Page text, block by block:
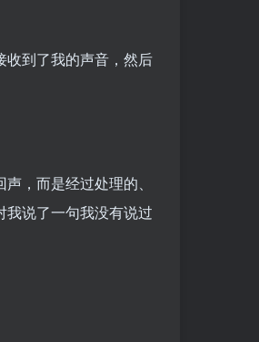
到了我的声音，然后
，而是经过处理的、
说了一句我没有说过